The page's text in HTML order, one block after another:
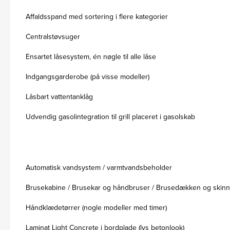
Affaldsspand med sortering i flere kategorier
Centralstøvsuger
Ensartet låsesystem, én nøgle til alle låse
Indgangsgarderobe (på visse modeller)
Låsbart vattentanklåg
Udvendig gasolintegration til grill placeret i gasolskab
Automatisk vandsystem / varmtvandsbeholder
Brusekabine / Brusekar og håndbruser / Brusedækken og
Håndklædetørrer (nogle modeller med timer)
Laminat Light Concrete i bordplade (lys betonlook)